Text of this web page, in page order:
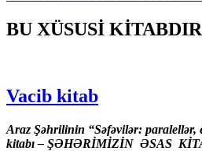
BU XÜSUSİ
Vacib kitab
Araz Şəhrilinin “Səfəvilər:
kitabı – ŞƏHƏRİMİZİN ƏSAS